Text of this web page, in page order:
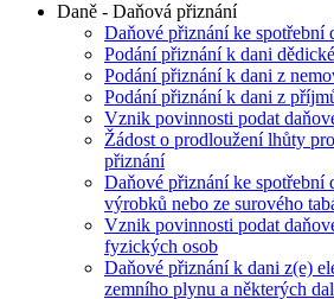
Daně - Daňová přiznání
Daňové přiznání ke spotřební
Podání přiznání k dani dědické
Podání přiznání k dani z
Podání přiznání k dani z
Vznik povinnosti podat
Žádost o prodloužení lhůty
přiznání
Daňové přiznání ke spotřební
výrobků nebo ze surového
Vznik povinnosti podat
fyzických osob
Daňové přiznání k dani z(e)
zemního plynu a některých